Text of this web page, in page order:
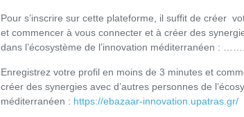
Pour s’inscrire sur cette plateforme, il suffit de créer
et commencer à vous connecter et à créer des
dans l’écosystème de l’innovation méditerranéen :
Enregistrez votre profil en moins de 3 minutes et
créer des synergies avec d’autres personnes de
méditerranéen : https://ebazaar-innovation.upatras.gr/